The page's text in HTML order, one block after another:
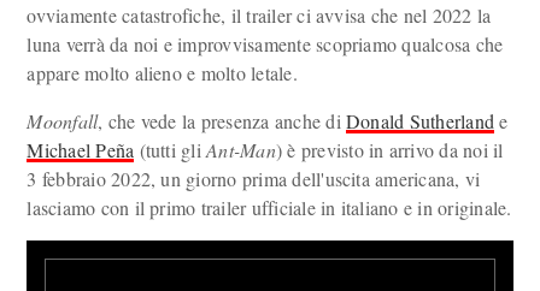
ovviamente catastrofiche, il trailer ci avvisa che nel 2022 la
luna verrà da noi e improvvisamente scopriamo qualcosa che
appare molto alieno e molto letale.
Moonfall, che vede la presenza anche diDonald Sutherland e
Michael Peña (tutti gliAnt-Man) è previsto in arrivo da noi il
3 febbraio 2022, un giorno prima dell'uscita americana, vi
lasciamo con il primo trailer ufficiale in italiano e in originale.